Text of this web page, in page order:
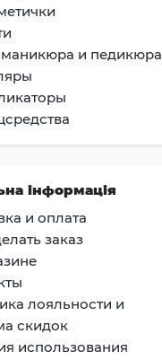
и педикюра
інформація
и оплата
заказ
лояльности и
скидок
использования